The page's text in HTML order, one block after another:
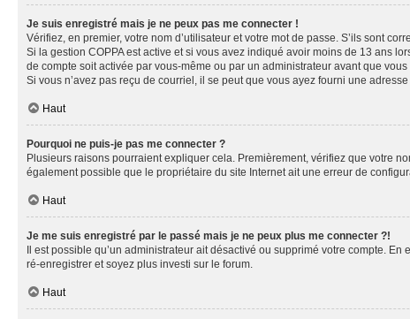
Je suis enregistré mais je ne peux pas me connecter !
Vérifiez, en premier, votre nom d’utilisateur et votre mot de passe. S’ils sont
Si la gestion COPPA est active et si vous avez indiqué avoir moins de 13 ans
de compte soit activée par vous-même ou par un administrateur avant que
Si vous n’avez pas reçu de courriel, il se peut que vous ayez fourni une
Haut
Pourquoi ne puis-je pas me connecter ?
Plusieurs raisons pourraient expliquer cela. Premièrement, vérifiez que votre
également possible que le propriétaire du site Internet ait une erreur de
Haut
Je me suis enregistré par le passé mais je ne peux plus me connecter ?!
Il est possible qu’un administrateur ait désactivé ou supprimé votre compte.
ré-enregistrer et soyez plus investi sur le forum.
Haut